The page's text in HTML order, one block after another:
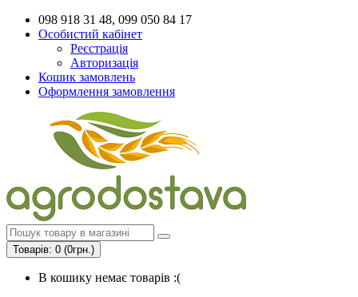
098 918 31 48, 099 050 84 17
Особистий кабінет
Реєстрація
Авторизація
Кошик замовлень
Оформлення замовлення
Товарів: 0 (0грн.)
В кошику немає товарів :(